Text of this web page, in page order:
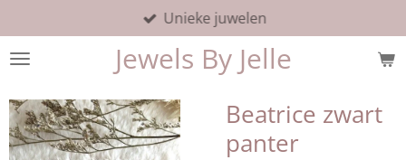
direct
naar
hoofdinhoud
Jewels By Jelle
Unieke juwelen
Beatrice zwart
panter